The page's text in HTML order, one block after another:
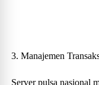
3. Manajemen
Server pulsa nasional